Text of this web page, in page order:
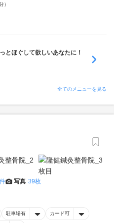
）
とほぐして欲しいあなたに！
全てのメニューを見る
写真 39枚
駐車場有 カード可